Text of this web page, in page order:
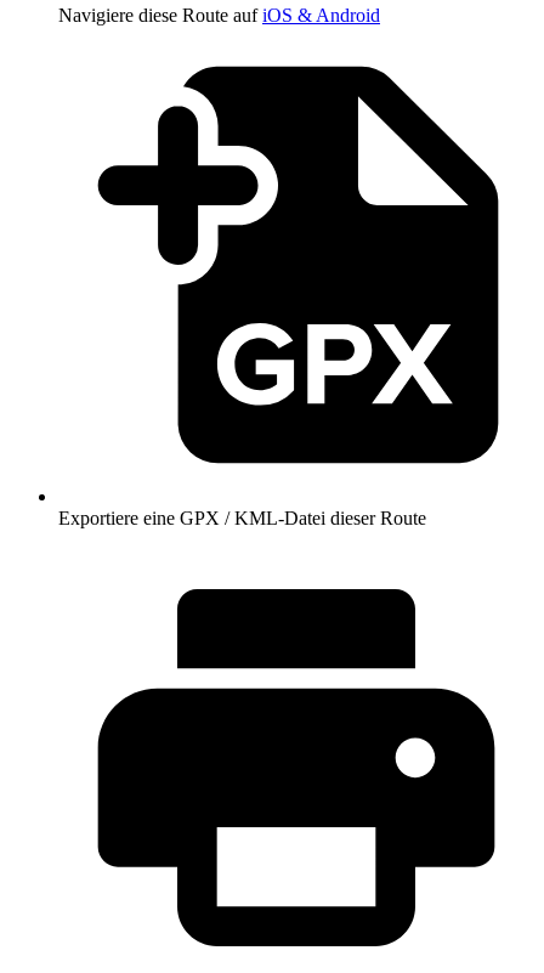
Navigiere diese Route aufiOS & Android
Exportiere eine GPX / KML-Datei dieser Route